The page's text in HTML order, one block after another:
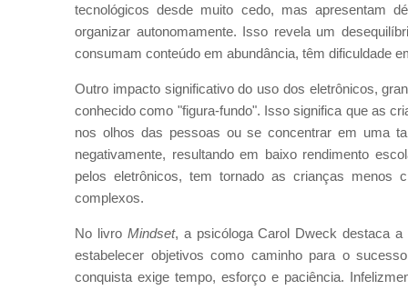
tecnológicos desde muito cedo, mas apresentam
organizar autonomamente. Isso revela um
consumam conteúdo em abundância, têm dificuldade
Outro impacto significativo do uso dos eletrônicos,
conhecido como "figura-fundo". Isso significa que as
nos olhos das pessoas ou se concentrar em uma
negativamente, resultando em baixo rendimento
pelos eletrônicos, tem tornado as crianças menos
complexos.
No livro Mindset, a psicóloga Carol Dweck destaca
estabelecer objetivos como caminho para o
conquista exige tempo, esforço e paciência.